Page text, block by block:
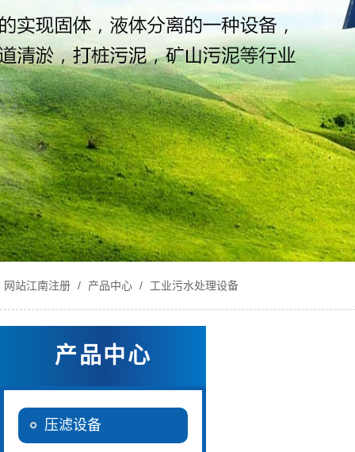
网站江南注册 / 产品中心 / 工业污水处理设备
产品中心
压滤设备